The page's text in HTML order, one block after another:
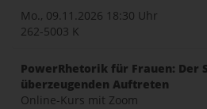
Mo., 09.11.2026 18:30 Uhr
262-5003 K
PowerRhetorik für Frauen: Der
überzeugenden Auftreten
Online-Kurs mit Zoom